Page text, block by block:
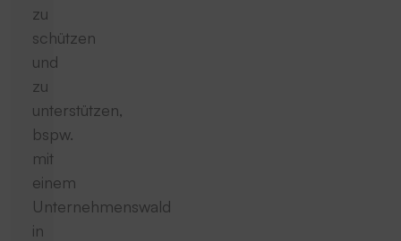
zu
schützen
und
zu
unterstützen,
bspw.
mit
einem
Unternehmenswald
in